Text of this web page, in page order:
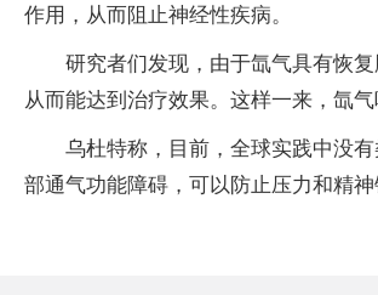
作用，从而阻止神经性疾病。
研究者们发现，由于氙气具有恢
从而能达到治疗效果。这样一来，氙
乌杜特称，目前，全球实践中没
部通气功能障碍，可以防止压力和精神